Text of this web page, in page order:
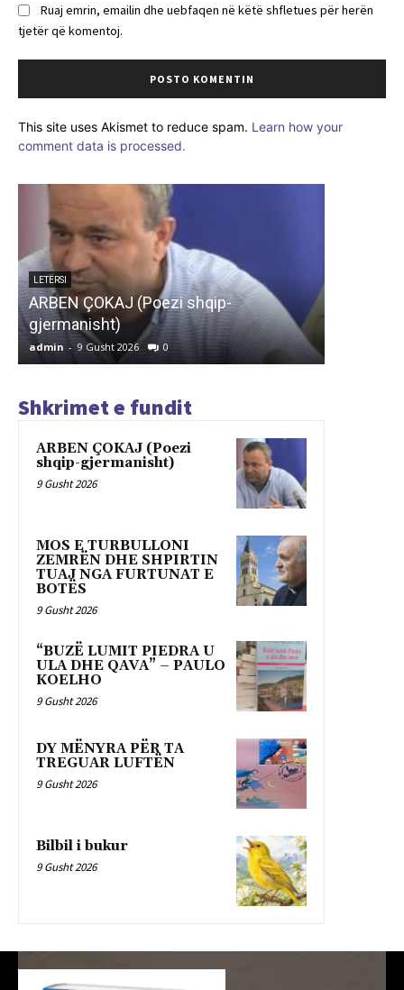
Ruaj emrin, emailin dhe uebfaqen në këtë shfletues për herën
tjetër që komentoj.
This site uses Akismet to reduce spam. Learn how your
comment data is processed.
ARTIKUJ
MOS E TURBULLONI ZEMRËN DHE
SHPIRTIN TUAJ NGA FURTUNAT E
BOTËS
admin - 9 Gusht 2026 0
Shkrimet e fundit
ARBEN ÇOKAJ (Poezi
shqip-gjermanisht)
9 Gusht 2026
MOS E TURBULLONI
ZEMRËN DHE SHPIRTIN
TUAJ NGA FURTUNAT E
BOTËS
9 Gusht 2026
“BUZË LUMIT PIEDRA U
ULA DHE QAVA” – PAULO
KOELHO
9 Gusht 2026
DY MËNYRA PËR TA
TREGUAR LUFTËN
9 Gusht 2026
Bilbil i bukur
9 Gusht 2026